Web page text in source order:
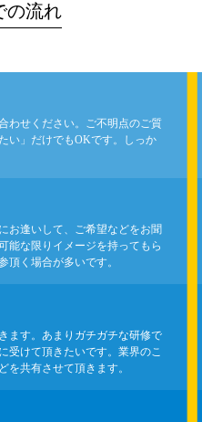
の流れ
わせください。ご不明点のご質
い」だけでもOKです。しっか
お逢いして、ご希望などをお聞
能な限りイメージを持ってもら
頂く場合が多いです。
ます。あまりガチガチな研修で
受けて頂きたいです。業界のこ
を共有させて頂きます。